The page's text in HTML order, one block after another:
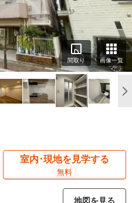
間取り 画像一覧
室内･現地を見学する
無料
地図を見る